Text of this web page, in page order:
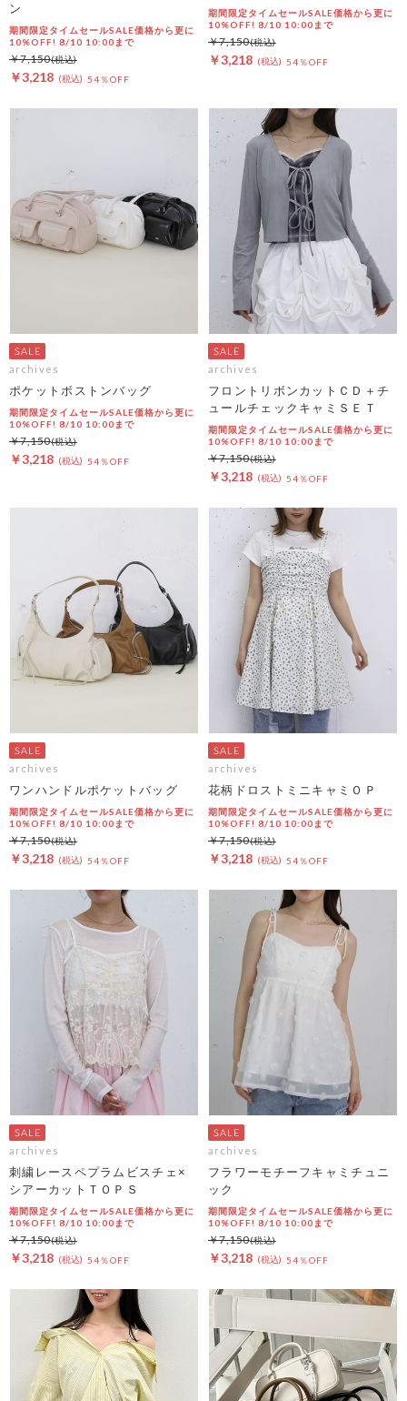
ン
期間限定タイムセールSALE価格から更に
10%OFF! 8/10 10:00まで
￥3,218 54％OFF
￥7,150
期間限定タイムセールSALE価格から更に
10%OFF! 8/10 10:00まで
￥3,218 54％OFF
￥7,150
archives
ポケットボストンバッグ
期間限定タイムセールSALE価格から更に
10%OFF! 8/10 10:00まで
￥3,218 54％OFF
￥7,150
archives
フロントリボンカットＣＤ＋チ
ュールチェックキャミＳＥＴ
期間限定タイムセールSALE価格から更に
10%OFF! 8/10 10:00まで
￥3,218 54％OFF
￥7,150
archives
ワンハンドルポケットバッグ
期間限定タイムセールSALE価格から更に
10%OFF! 8/10 10:00まで
￥3,218 54％OFF
￥7,150
archives
花柄ドロストミニキャミＯＰ
期間限定タイムセールSALE価格から更に
10%OFF! 8/10 10:00まで
￥3,218 54％OFF
￥7,150
archives
刺繍レースペプラムビスチェ×
シアーカットＴＯＰＳ
期間限定タイムセールSALE価格から更に
10%OFF! 8/10 10:00まで
￥3,218 54％OFF
￥7,150
archives
フラワーモチーフキャミチュニ
ック
期間限定タイムセールSALE価格から更に
10%OFF! 8/10 10:00まで
￥3,218 54％OFF
￥7,150